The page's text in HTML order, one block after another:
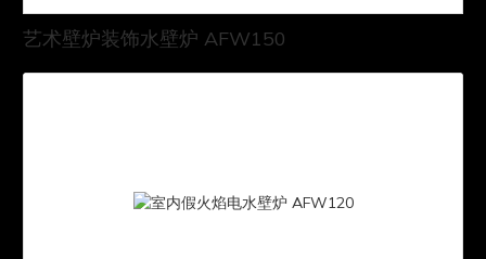
艺术壁炉装饰水壁炉 AFW150